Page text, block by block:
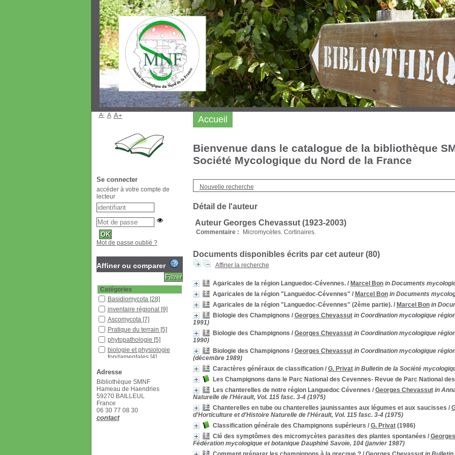
Bienvenue dans le catalogue de la bibliothèque
Société Mycologique du Nord de la France
Nouvelle recherche
Détail de l'auteur
Auteur Georges Chevassut (1923-2003)
Commentaire : Micromycètes. Cortinaires.
Documents disponibles écrits par cet auteur (80)
Affiner la recherche
Agaricales de la région Languedoc-Cévennes./ Marcel Bon in Documents
Agaricales de la région "Languedoc-Cévennes" / Marcel Bon in Documents
Agaricales de la région "Languedoc-Cévennes" (2ème partie)./ Marcel Bon in
Biologie des Champignons / Georges Chevassut in Coordination mycologique
1991)
Biologie des Champignons / Georges Chevassut in Coordination mycologique
1990)
Biologie des Champignons / Georges Chevassut in Coordination mycologique
(décembre 1989)
Caractères généraux de classification/ G. Privat in Bulletin de la Société
Les Champignons dans le Parc National des Cevennes- Revue de Parc National
Les chanterelles de notre région Languedoc Cévennes / Georges Chevassut in
Naturelle de l'Hérault, Vol. 115 fasc. 3-4 (1975)
Chanterelles en tube ou chanterelles jaunissantes aux légumes et aux saucisses /
d'Horticulture et d'Histoire Naturelle de l'Hérault, Vol. 115 fasc. 3-4 (1975)
Classification générale des Champignons supérieurs / G. Privat(1986)
Clé des symptômes des micromycètes parasites des plantes spontanées /
Fédération mycologique et botanique Dauphiné Savoie, 104 (janvier 1987)
Accueil
A- A A+
Se connecter
accéder à votre compte de
lecteur
Mot de passe oublié ?
Affiner ou comparer
Catégories
Basidiomycota [28]
inventaire régional [9]
Ascomycota [7]
Pratique du terrain [5]
phytopathologie [5]
biologie et physiologie
fondamentales [4]
autres
gastronomie[3]
clé de détermination
réalisation d'inventaire
dictionnaire, glossaire
Adresse
Bibliothèque SMNF
Hameau de Haendries
59270 BAILLEUL
France
06 30 77 08 30
contact